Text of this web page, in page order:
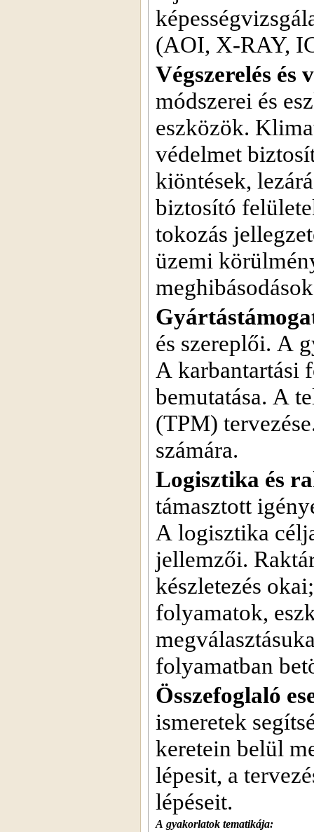
(AOI, X-RAY,
Végszerelés és
módszerei és
eszközök.
védelmet
kiöntések,
biztosító
tokozás
üzemi
és szereplői. A
A karbantartási
bemutatása. A
(TPM)
számára.
Logisztika és
támasztott
A logisztika
jellemzői.
készletezés
folyamatok,
folyamatban
Összefoglaló
ismeretek
keretein belül
lépesit, a
lépéseit.
A gyakorlatok tematikája: